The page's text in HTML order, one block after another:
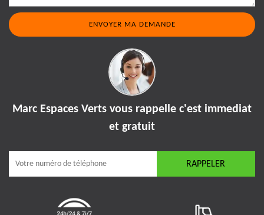
Marc Espaces Verts vous rappelle c'est immediat
et gratuit